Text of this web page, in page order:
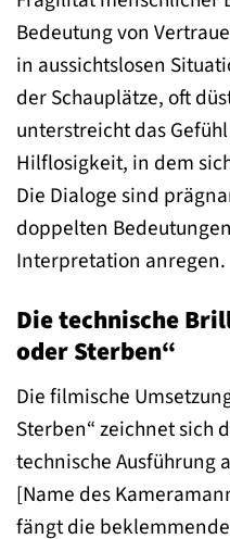
Bedeutung von
in aussichtslosen
der Schauplätze, oft
unterstreicht das
Hilflosigkeit, in dem
Die Dialoge sind
doppelten
Interpretation anregen.
Die technische
oder Sterben“
Die filmische
Sterben“ zeichnet sich
technische Ausführung
[Name des
fängt die